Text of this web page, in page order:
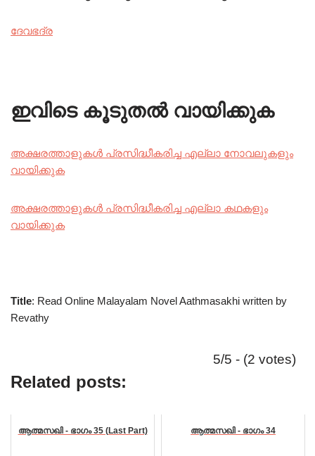
ദേവഭദ്ര
ഇവിടെ കൂടുതൽ വായിക്കുക
അക്ഷരത്താളുകൾ പ്രസിദ്ധീകരിച്ച എല്ലാ നോവലുകളും
വായിക്കുക
അക്ഷരത്താളുകൾ പ്രസിദ്ധീകരിച്ച എല്ലാ കഥകളും
വായിക്കുക
Title: Read Online Malayalam Novel Aathmasakhi written by
Revathy
5/5 - (2 votes)
Related posts:
ആത്മസഖി - ഭാഗം 35 (Last Part) ആത്മസഖി - ഭാഗം 34